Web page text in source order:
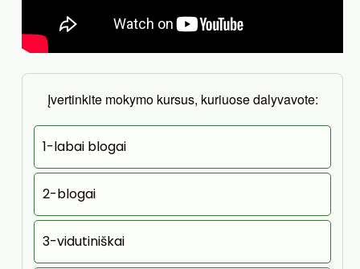
Įvertinkite mokymo kursus, kuriuose dalyvavote:
1-labai blogai
2-blogai
3-vidutiniškai